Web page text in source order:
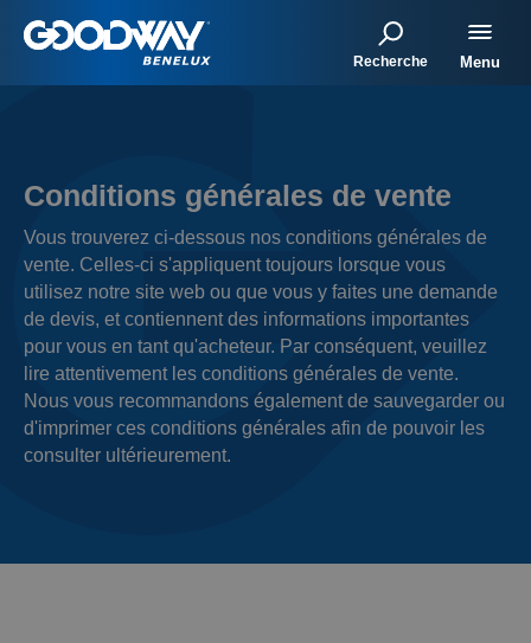
Recherche Menu
Conditions générales de vente
Vous trouverez ci-dessous nos conditions générales de
vente. Celles-ci s'appliquent toujours lorsque vous
utilisez notre site web ou que vous y faites une demande
de devis, et contiennent des informations importantes
pour vous en tant qu'acheteur. Par conséquent, veuillez
lire attentivement les conditions générales de vente.
Nous vous recommandons également de sauvegarder ou
d'imprimer ces conditions générales afin de pouvoir les
consulter ultérieurement.